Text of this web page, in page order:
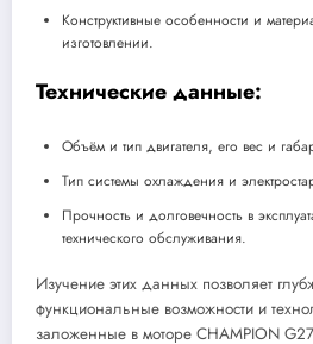
Конструктивные особенности и
изготовлении.
Технические данные:
Объём и тип двигателя, его вес и
Тип системы охлаждения и
Прочность и долговечность в
технического обслуживания.
Изучение этих данных позволяет
функциональные возможности и
заложенные в моторе CHAMPION